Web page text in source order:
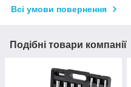
Всі умови повернення
Подібні товари компанії